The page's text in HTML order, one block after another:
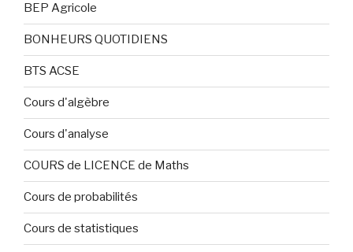
BEP Agricole
BONHEURS QUOTIDIENS
BTS ACSE
Cours d'algèbre
Cours d'analyse
COURS de LICENCE de Maths
Cours de probabilités
Cours de statistiques